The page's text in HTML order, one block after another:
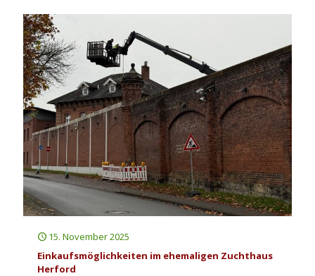
15. November 2025
Einkaufsmöglichkeiten im ehemaligen Zuchthaus
Herford